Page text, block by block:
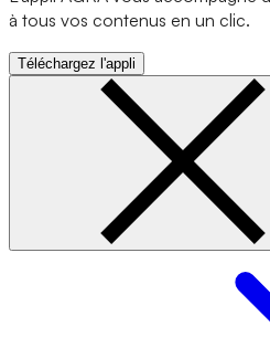
à tous vos contenus en un clic.
Téléchargez l'appli